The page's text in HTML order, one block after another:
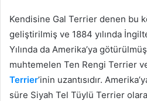
Kendisine Gal Terrier denen bu
geliştirilmiş ve 1884 yılında
Yılında da Amerika’ya
muhtemelen Ten Rengi Terrier
Terrier’inin uzantısıdır.
süre Siyah Tel Tüylü Terrier